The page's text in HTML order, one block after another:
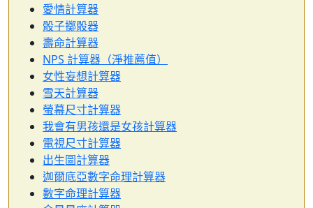
愛情計算器
骰子擲骰器
壽命計算器
NPS 計算器（淨推薦值）
女性妄想計算器
雪天計算器
螢幕尺寸計算器
我會有男孩還是女孩計算器
電視尺寸計算器
出生圖計算器
迦爾底亞數字命理計算器
數字命理計算器